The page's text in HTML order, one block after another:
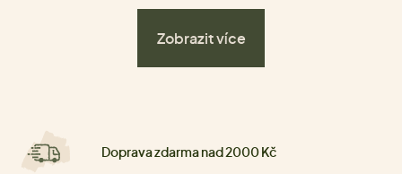
Zobrazit více
Doprava zdarma nad 2000 Kč